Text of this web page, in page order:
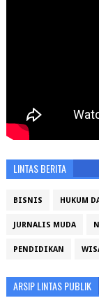
LINTAS BERITA
BISNIS HUKUM
JURNALIS MUDA
PENDIDIKAN
ARSIP LINTAS PUBLIK